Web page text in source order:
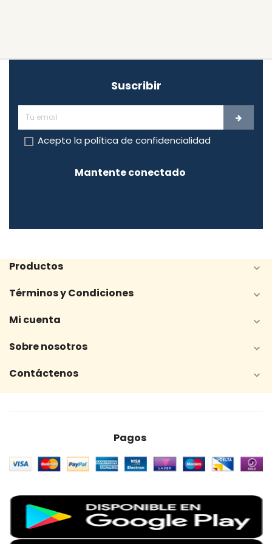
Suscribir
Acepto la política de confidencialidad
Mantente conectado
Productos 
Términos y Condiciones 
Mi cuenta 
Sobre nosotros 
Contáctenos 
Pagos